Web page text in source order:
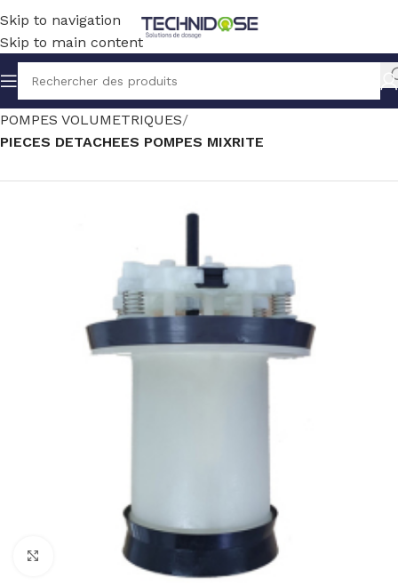
Skip to navigation
Skip to main content
Accueil TRAITEMENT EAU DOSAGE
POMPES VOLUMETRIQUES
PIECES DETACHEES POMPES MIXRITE
Click to enlarge